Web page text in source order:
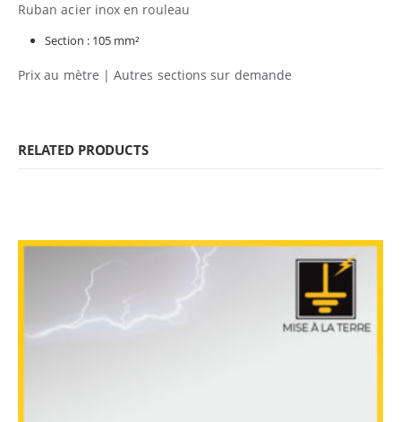
Ruban acier inox en rouleau
Section : 105 mm²
Prix au mètre | Autres sections sur demande
RELATED PRODUCTS